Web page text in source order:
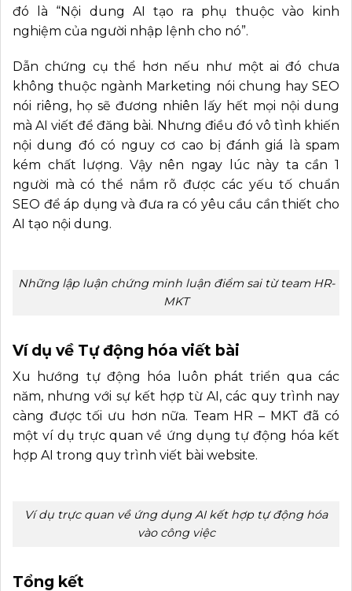
đó là “Nội dung AI tạo ra phụ thuộc vào kinh
nghiệm của người nhập lệnh cho nó”.
Dẫn chứng cụ thể hơn nếu như một ai đó chưa
không thuộc ngành Marketing nói chung hay SEO
nói riêng, họ sẽ đương nhiên lấy hết mọi nội dung
mà AI viết để đăng bài. Nhưng điều đó vô tình khiến
nội dung đó có nguy cơ cao bị đánh giá là spam
kém chất lượng. Vậy nên ngay lúc này ta cần 1
người mà có thể nắm rõ được các yếu tố chuẩn
SEO để áp dụng và đưa ra có yêu cầu cần thiết cho
AI tạo nội dung.
Những lập luận chứng minh luận điểm sai từ team HR-
MKT
Ví dụ về Tự động hóa viết bài
Xu hướng tự động hóa luôn phát triển qua các
năm, nhưng với sự kết hợp từ AI, các quy trình nay
càng được tối ưu hơn nữa. Team HR – MKT đã có
một ví dụ trực quan về ứng dụng tự động hóa kết
hợp AI trong quy trình viết bài website.
Ví dụ trực quan về ứng dụng AI kết hợp tự động hóa
vào công việc
Tổng kết